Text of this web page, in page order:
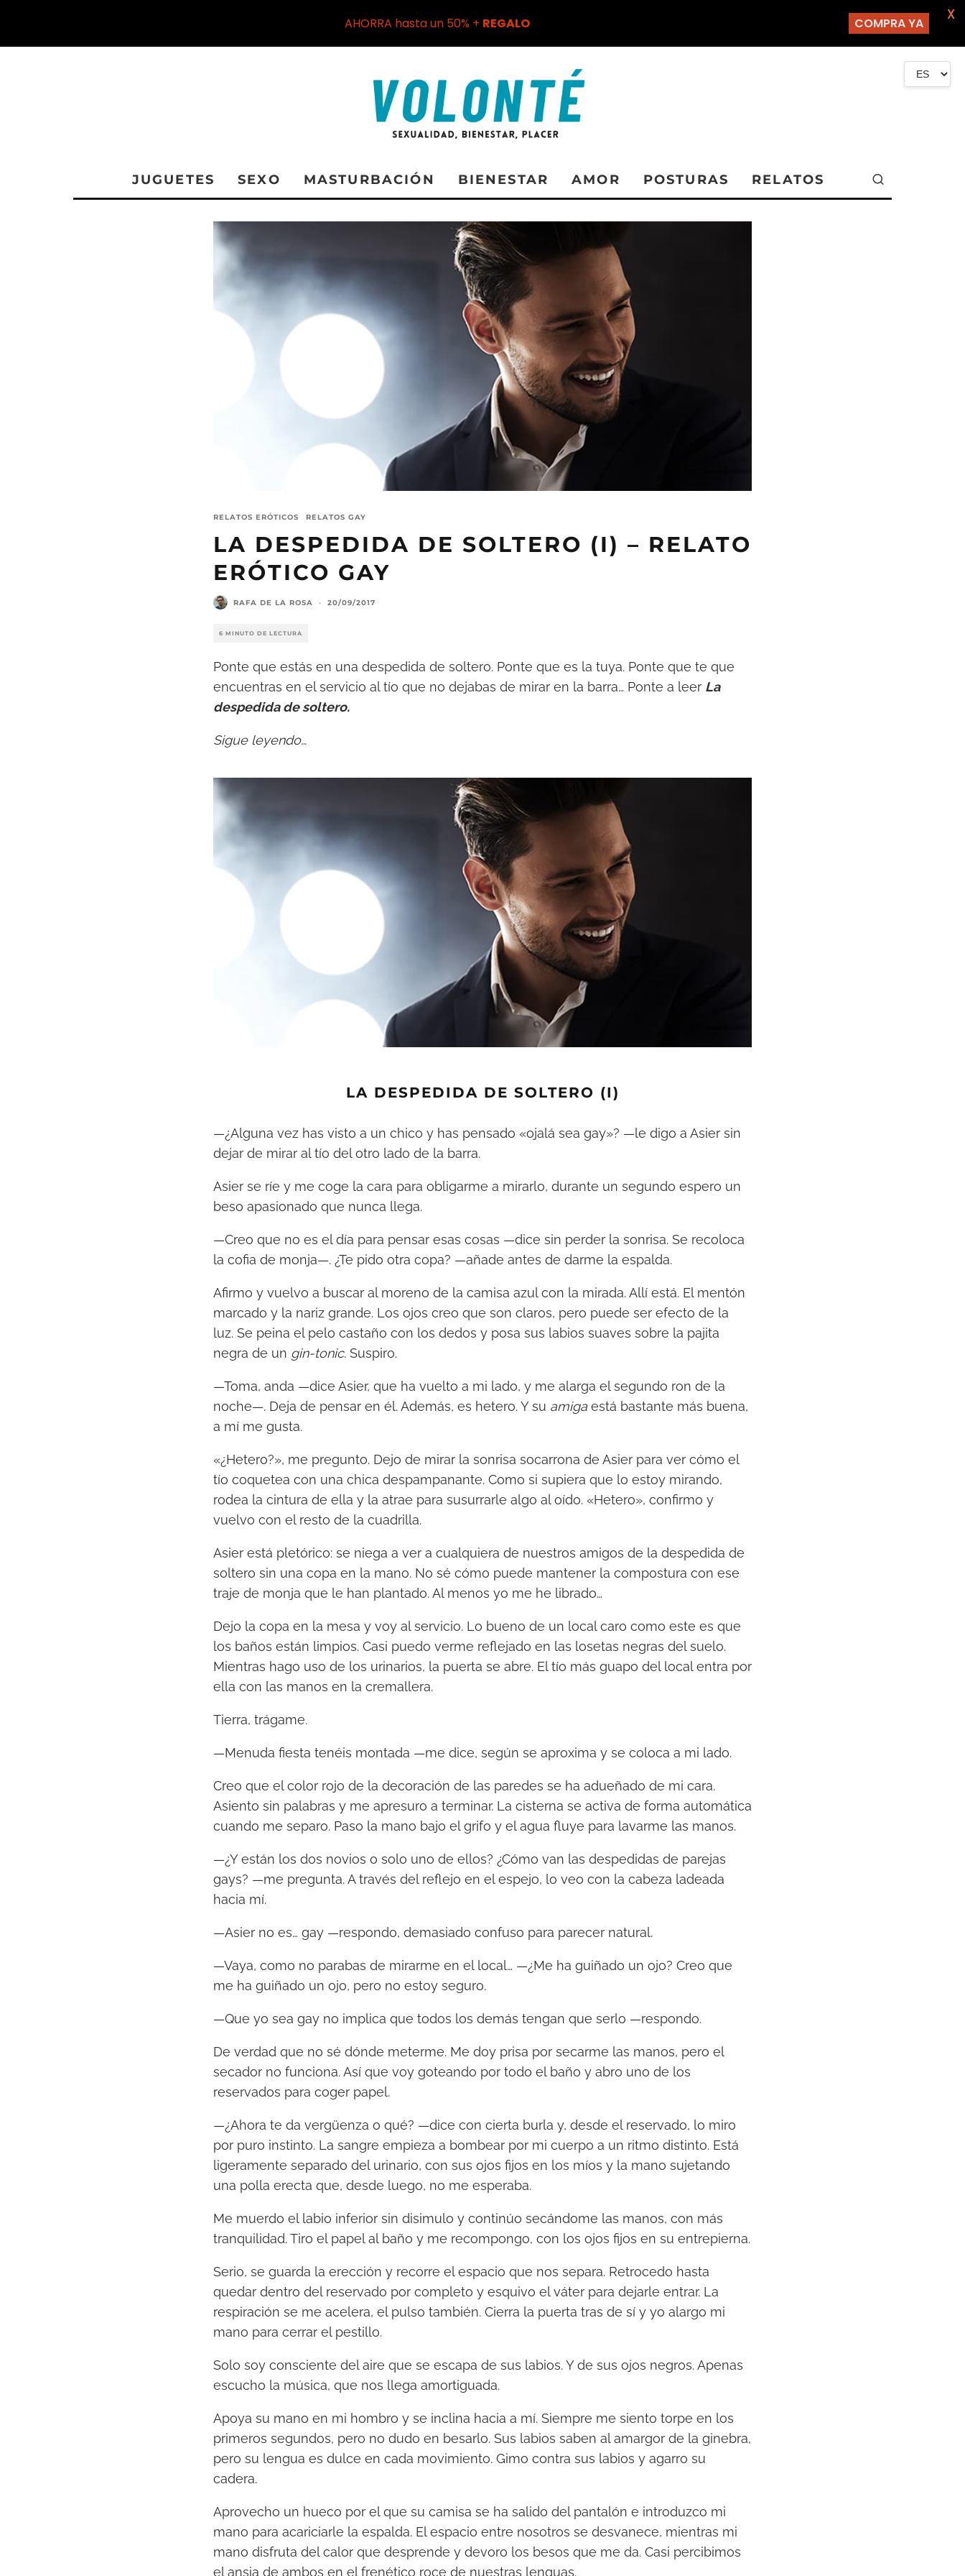
JUGUETES SEXO MASTURBACIÓN BIENESTAR AMOR POSTURAS RELATOS
RELATOS ERÓTICOS RELATOS GAY
LA DESPEDIDA DE SOLTERO (I) – RELATO
ERÓTICO GAY
RAFA DE LA ROSA · 20/09/2017
6 MINUTO DE LECTURA
Ponte que estás en una despedida de soltero. Ponte que es la tuya. Ponte que te que
encuentras en el servicio al tío que no dejabas de mirar en la barra… Ponte a leer La
despedida de soltero.
Sigue leyendo…
LA DESPEDIDA DE SOLTERO (I)
—¿Alguna vez has visto a un chico y has pensado «ojalá sea gay»? —le digo a Asier sin
dejar de mirar al tío del otro lado de la barra.
Asier se ríe y me coge la cara para obligarme a mirarlo, durante un segundo espero un
beso apasionado que nunca llega.
—Creo que no es el día para pensar esas cosas —dice sin perder la sonrisa. Se recoloca
la cofia de monja—. ¿Te pido otra copa? —añade antes de darme la espalda.
Afirmo y vuelvo a buscar al moreno de la camisa azul con la mirada. Allí está. El mentón
marcado y la nariz grande. Los ojos creo que son claros, pero puede ser efecto de la
luz. Se peina el pelo castaño con los dedos y posa sus labios suaves sobre la pajita
negra de un gin-tonic. Suspiro.
—Toma, anda —dice Asier, que ha vuelto a mi lado, y me alarga el segundo ron de la
noche—. Deja de pensar en él. Además, es hetero. Y su amiga está bastante más buena,
a mí me gusta.
«¿Hetero?», me pregunto. Dejo de mirar la sonrisa socarrona de Asier para ver cómo el
tío coquetea con una chica despampanante. Como si supiera que lo estoy mirando,
rodea la cintura de ella y la atrae para susurrarle algo al oído. «Hetero», confirmo y
vuelvo con el resto de la cuadrilla.
Asier está pletórico: se niega a ver a cualquiera de nuestros amigos de la despedida de
soltero sin una copa en la mano. No sé cómo puede mantener la compostura con ese
traje de monja que le han plantado. Al menos yo me he librado…
Dejo la copa en la mesa y voy al servicio. Lo bueno de un local caro como este es que
los baños están limpios. Casi puedo verme reflejado en las losetas negras del suelo.
Mientras hago uso de los urinarios, la puerta se abre. El tío más guapo del local entra por
ella con las manos en la cremallera.
Tierra, trágame.
—Menuda fiesta tenéis montada —me dice, según se aproxima y se coloca a mi lado.
Creo que el color rojo de la decoración de las paredes se ha adueñado de mi cara.
Asiento sin palabras y me apresuro a terminar. La cisterna se activa de forma automática
cuando me separo. Paso la mano bajo el grifo y el agua fluye para lavarme las manos.
—¿Y están los dos novios o solo uno de ellos? ¿Cómo van las despedidas de parejas
gays? —me pregunta. A través del reflejo en el espejo, lo veo con la cabeza ladeada
hacia mí.
—Asier no es… gay —respondo, demasiado confuso para parecer natural.
—Vaya, como no parabas de mirarme en el local… —¿Me ha guiñado un ojo? Creo que
me ha guiñado un ojo, pero no estoy seguro.
—Que yo sea gay no implica que todos los demás tengan que serlo —respondo.
De verdad que no sé dónde meterme. Me doy prisa por secarme las manos, pero el
secador no funciona. Así que voy goteando por todo el baño y abro uno de los
reservados para coger papel.
—¿Ahora te da vergüenza o qué? —dice con cierta burla y, desde el reservado, lo miro
por puro instinto. La sangre empieza a bombear por mi cuerpo a un ritmo distinto. Está
ligeramente separado del urinario, con sus ojos fijos en los míos y la mano sujetando
una polla erecta que, desde luego, no me esperaba.
Me muerdo el labio inferior sin disimulo y continúo secándome las manos, con más
tranquilidad. Tiro el papel al baño y me recompongo, con los ojos fijos en su entrepierna.
Serio, se guarda la erección y recorre el espacio que nos separa. Retrocedo hasta
quedar dentro del reservado por completo y esquivo el váter para dejarle entrar. La
respiración se me acelera, el pulso también. Cierra la puerta tras de sí y yo alargo mi
mano para cerrar el pestillo.
Solo soy consciente del aire que se escapa de sus labios. Y de sus ojos negros. Apenas
escucho la música, que nos llega amortiguada.
Apoya su mano en mi hombro y se inclina hacia a mí. Siempre me siento torpe en los
primeros segundos, pero no dudo en besarlo. Sus labios saben al amargor de la ginebra,
pero su lengua es dulce en cada movimiento. Gimo contra sus labios y agarro su
cadera.
Aprovecho un hueco por el que su camisa se ha salido del pantalón e introduzco mi
mano para acariciarle la espalda. El espacio entre nosotros se desvanece, mientras mi
mano disfruta del calor que desprende y devoro los besos que me da. Casi percibimos
el ansia de ambos en el frenético roce de nuestras lenguas.
AHORRA hasta un 50% + REGALO COMPRA YA
X